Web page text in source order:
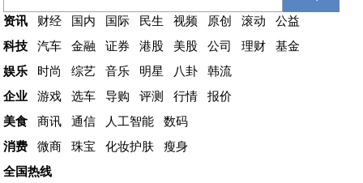
资讯 财经 国内 国际 民生 视频 原创 滚动
公益
科技
汽车 金融 证券 港股 美股 公司 理财
基金
娱乐
时尚 综艺 音乐 明星 八卦
韩流
企业
游戏 选车 导购 评测 行情
报价
美食
商讯 通信 人工智能
数码
消费
微商 珠宝 化妆护肤
瘦身
全国热线